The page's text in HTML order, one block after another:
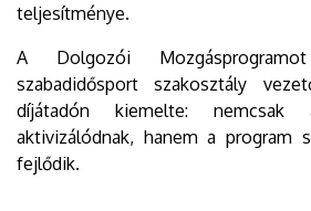
teljesítménye.
A Dolgozói
szabadidősport szakosztály
díjátadón kiemelte:
aktivizálódnak, hanem a program
fejlődik.